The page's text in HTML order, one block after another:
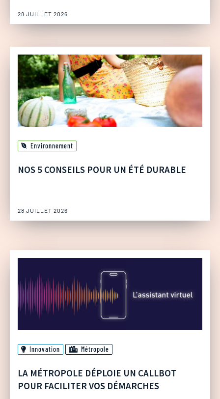
28 JUILLET 2026
Environnement
NOS 5 CONSEILS POUR UN ÉTÉ DURABLE
28 JUILLET 2026
Innovation Métropole
LA MÉTROPOLE DÉPLOIE UN CALLBOT
POUR FACILITER VOS DÉMARCHES